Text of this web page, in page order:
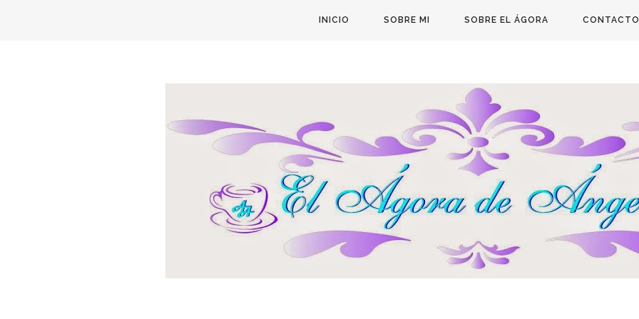
INICIO SOBRE MI SOBRE EL ÁGORA CONTACTO